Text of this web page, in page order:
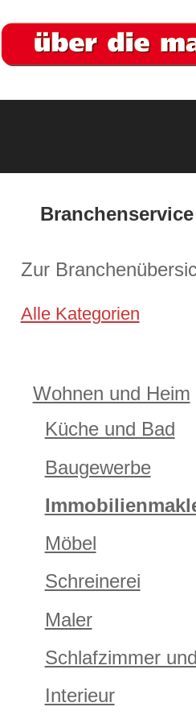
Zur
Alle Kategorien
Wohnen und Heim
Küche und Bad
Baugewerbe
Möbel
Schreinerei
Maler
Schlafzimmer
Interieur